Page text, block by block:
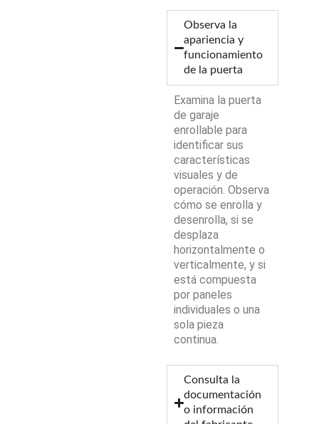
Observa la
apariencia y
funcionamiento
de la puerta
Examina la puerta
de garaje
enrollable para
identificar sus
características
visuales y de
operación. Observa
cómo se enrolla y
desenrolla, si se
desplaza
horizontalmente o
verticalmente, y si
está compuesta
por paneles
individuales o una
sola pieza
continua.
Consulta la
documentación
o información